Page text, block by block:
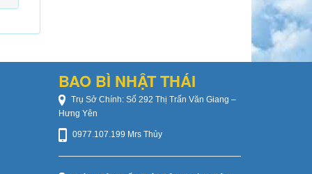
BAO BÌ NHẬT THÁI
Trụ Sở Chính: Số 292 Thị Trấn Văn Giang –
Hưng Yên
0977.107.199 Mrs Thủy